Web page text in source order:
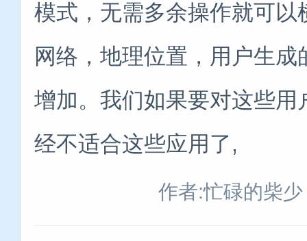
模式，无需多余操作就可
网络，地理位置，用户生
增加。我们如果要对这些
经不适合这些应用了,
作者:忙碌的柴少